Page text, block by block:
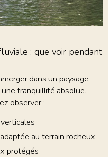
: que voir pendant
dans un paysage
tranquillité absolue.
observer :
au terrain rocheux
protégés